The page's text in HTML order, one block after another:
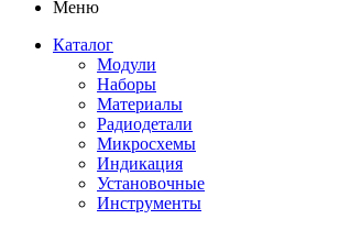
Меню
Каталог
Модули
Наборы
Материалы
Радиодетали
Микросхемы
Индикация
Установочные
Инструменты